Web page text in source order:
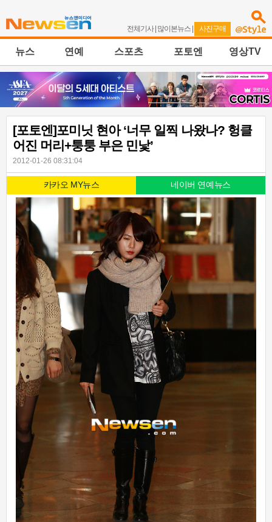
전체기사| 많이본뉴스 | 사진구매
뉴스 연예 스포츠 포토엔 영상TV
[포토엔]포미닛 현아 ‘너무 일찍 나왔나? 헝클
어진 머리+퉁퉁 부은 민낯’
2012-01-26 08:31:04
카카오 MY뉴스 네이버 연예뉴스